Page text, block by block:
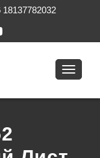
18137782032